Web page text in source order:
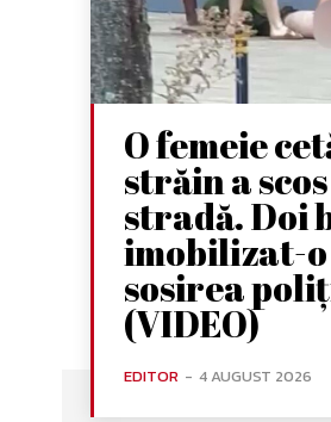
O femeie
străin a
stradă. Doi
imobilizat-o
sosirea
(VIDEO)
EDITOR - 4 AUGUST 2026